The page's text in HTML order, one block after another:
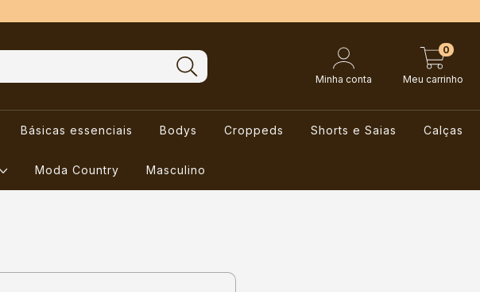
Minha conta Meu carrinho
0
Básicas essenciais Bodys Croppeds Shorts e Saias Calças
Moda Country Masculino